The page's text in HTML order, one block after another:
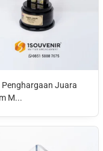
Penghargaan Juara
M...